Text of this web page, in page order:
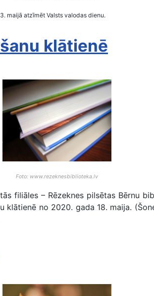
maijā atzīmēt Valsts valodas dienu.
klātienē
Foto: www.rezeknesbiblioteka.lv
filiāles – Rēzeknes pilsētas Bērnu
no 2020. gada 18. maija.